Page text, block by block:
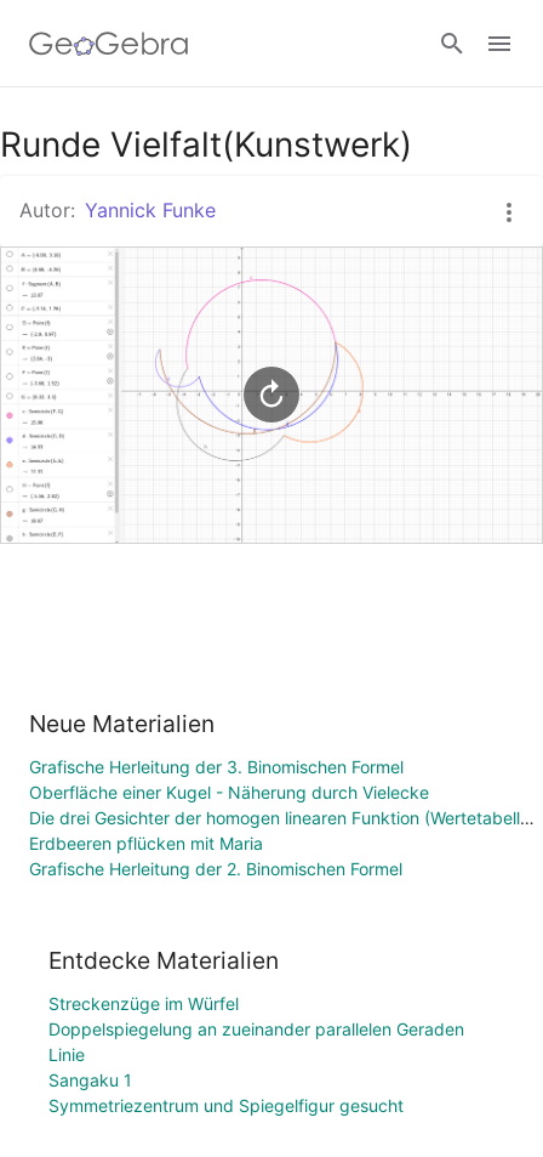
Google Classroom
GeoGebra Classroom
Anmelden
Runde Vielfalt(Kunstwerk)
Autor: Yannick Funke
Neue Materialien
Grafische Herleitung der 3. Binomischen Formel
Oberfläche einer Kugel - Näherung durch Vielecke
Die drei Gesichter der homogen linearen Funktion (Wertetabelle, Funktionsgleichung, Graph)
Erdbeeren pflücken mit Maria
Grafische Herleitung der 2. Binomischen Formel
Entdecke Materialien
Streckenzüge im Würfel
Doppelspiegelung an zueinander parallelen Geraden
Linie
Sangaku 1
Symmetriezentrum und Spiegelfigur gesucht